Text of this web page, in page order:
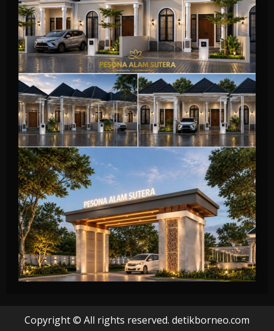
Copyright © All rights reserved. detikborneo.com